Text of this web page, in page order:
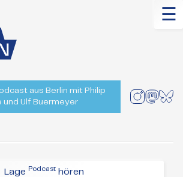
☰
aus Berlin mit Philip
und Ulf Buermeyer
Lage Podcasthören